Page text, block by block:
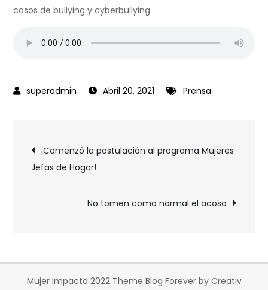
casos de bullying y cyberbullying.
Abril 20, 2021 Prensa
¡Comenzó la postulación al programa Mujeres
Jefas de Hogar!
No tomen como normal el acoso
Mujer Impacta 2022 Theme Blog Forever by Creativ